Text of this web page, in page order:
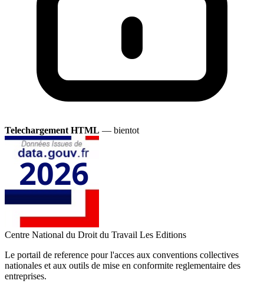
Telechargement HTML — bientot
Centre National du Droit du Travail Les Editions
Le portail de reference pour l'acces aux conventions collectives
nationales et aux outils de mise en conformite reglementaire des
entreprises.